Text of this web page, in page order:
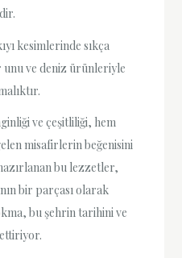
kesimlerinde sıkça
unu ve deniz ürünleriyle
ve çeşitliliği, hem
misafirlerin beğenisini
bu lezzetler,
bir parçası olarak
bu şehrin tarihini ve